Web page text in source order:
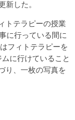
新した。
トテラピーの授業
に行っている間に
フィトテラピーを
に行けていること
り、一枚の写真を